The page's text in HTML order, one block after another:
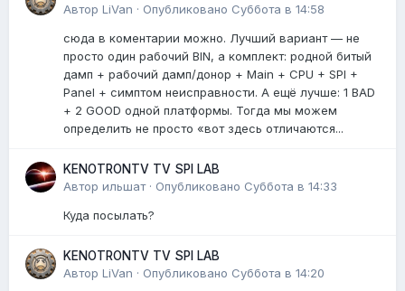
Автор LiVan · Опубликовано Суббота в 14:58
сюда в коментарии можно. Лучший вариант — не
просто один рабочий BIN, а комплект: родной битый
дамп + рабочий дамп/донор + Main + CPU + SPI +
Panel + симптом неисправности. А ещё лучше: 1 BAD
+ 2 GOOD одной платформы. Тогда мы можем
определить не просто «вот здесь отличаются...
KENOTRONTV TV SPI LAB
Автор ильшат· Опубликовано Суббота в 14:33
Куда посылать?
KENOTRONTV TV SPI LAB
Автор LiVan · Опубликовано Суббота в 14:20